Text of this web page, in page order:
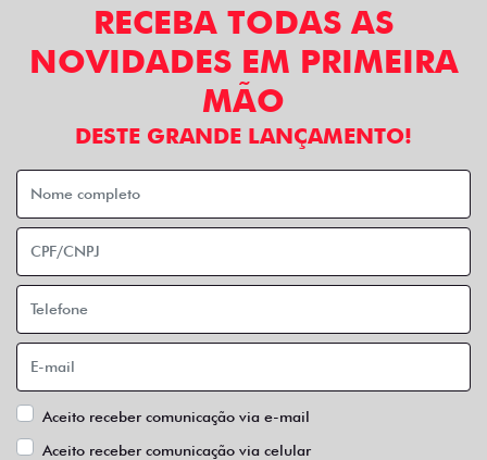
RECEBA TODAS AS
NOVIDADES EM PRIMEIRA
MÃO
DESTE GRANDE LANÇAMENTO!
Aceito receber comunicação via e-mail
Aceito receber comunicação via celular